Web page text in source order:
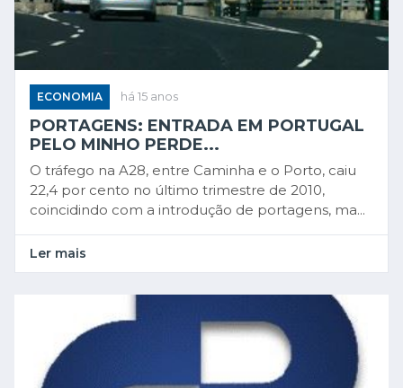
ECONOMIA há 15 anos
PORTAGENS: ENTRADA EM PORTUGAL
PELO MINHO PERDE...
O tráfego na A28, entre Caminha e o Porto, caiu
22,4 por cento no último trimestre de 2010,
coincidindo com a introdução de portagens, ma...
Ler mais